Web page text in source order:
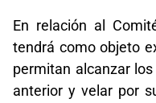
En relación al
tendrá como objeto
permitan alcanzar
anterior y velar por